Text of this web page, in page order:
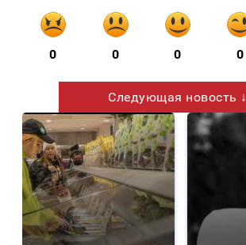
0 0 0 0
Следующая новость ↓